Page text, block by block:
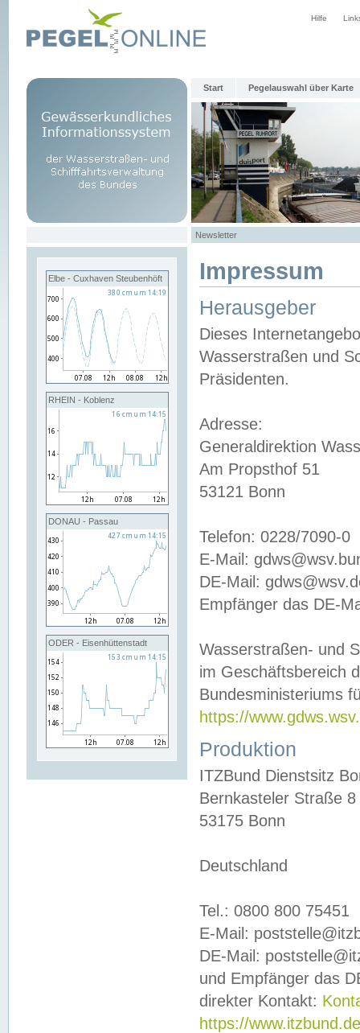
Hilfe
Start Pegelauswahl über Karte
Newsletter
Elbe - Cuxhaven Steubenhöft
RHEIN - Koblenz
DONAU - Passau
ODER - Eisenhüttenstadt
Impressum
Herausgeber
Dieses
Wasserstraßen und
Präsidenten.
Adresse:
Generaldirektion
Am Propsthof 51
53121 Bonn
Telefon: 0228/7090-0
E-Mail:
DE-Mail:
Empfänger das DE-
Wasserstraßen- und
im Geschäftsbereich
Bundesministeriums
https://
Produktion
ITZBund Dienstsitz
Bernkasteler Straße 8
53175 Bonn
Deutschland
Tel.: 0800 800 75451
E-Mail:
DE-Mail:
und Empfänger das
direkter Kontakt:
https://